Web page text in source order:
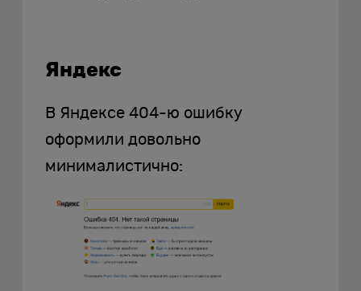
Яндекс
В Яндексе 404-ю ошибку
оформили довольно
минималистично: